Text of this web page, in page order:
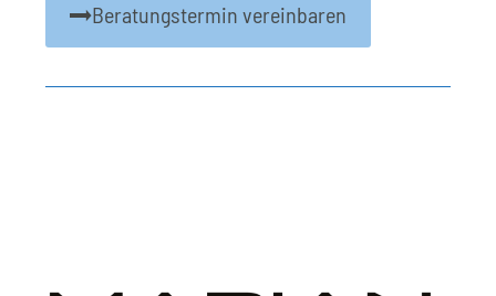
Beratungstermin vereinbaren